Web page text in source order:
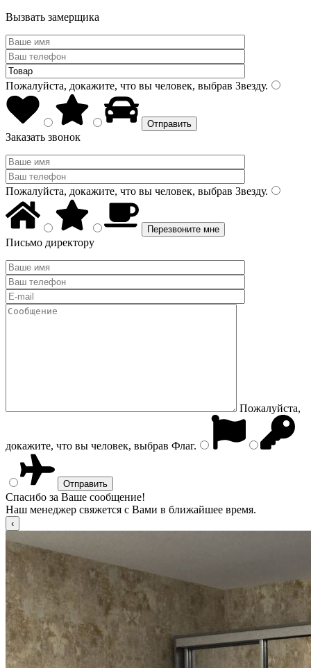
Вызвать замерщика
Пожалуйста, докажите, что вы человек, выбрав Звезду.
Заказать звонок
Пожалуйста, докажите, что вы человек, выбрав Звезду.
Письмо директору
Пожалуйста,
докажите, что вы человек, выбрав Флаг.
Спасибо за Ваше сообщение!
Наш менеджер свяжется с Вами в ближайшее время.